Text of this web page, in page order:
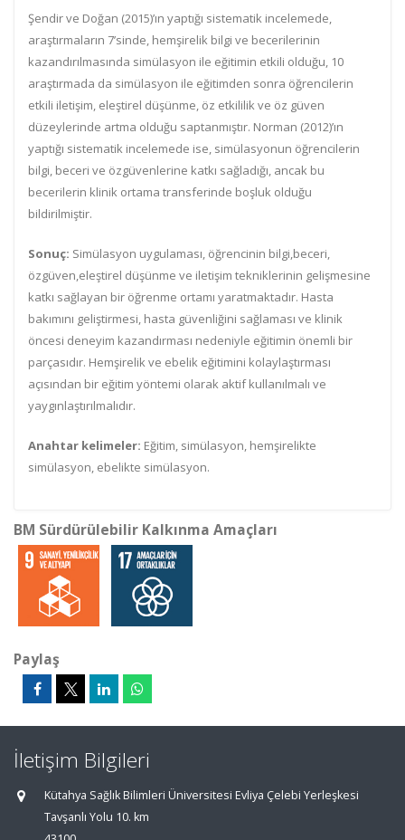
Şendir ve Doğan (2015)’ın yaptığı sistematik incelemede,
araştırmaların 7’sinde, hemşirelik bilgi ve becerilerinin
kazandırılmasında simülasyon ile eğitimin etkili olduğu, 10
araştırmada da simülasyon ile eğitimden sonra öğrencilerin
etkili iletişim, eleştirel düşünme, öz etkililik ve öz güven
düzeylerinde artma olduğu saptanmıştır. Norman (2012)’ın
yaptığı sistematik incelemede ise, simülasyonun öğrencilerin
bilgi, beceri ve özgüvenlerine katkı sağladığı, ancak bu
becerilerin klinik ortama transferinde boşluk olduğu
bildirilmiştir.
Sonuç: Simülasyon uygulaması, öğrencinin bilgi,beceri,
özgüven,eleştirel düşünme ve iletişim tekniklerinin gelişmesine
katkı sağlayan bir öğrenme ortamı yaratmaktadır. Hasta
bakımını geliştirmesi, hasta güvenliğini sağlaması ve klinik
öncesi deneyim kazandırması nedeniyle eğitimin önemli bir
parçasıdır. Hemşirelik ve ebelik eğitimini kolaylaştırması
açısından bir eğitim yöntemi olarak aktif kullanılmalı ve
yaygınlaştırılmalıdır.
Anahtar kelimeler: Eğitim, simülasyon, hemşirelikte
simülasyon, ebelikte simülasyon.
BM Sürdürülebilir Kalkınma Amaçları
Paylaş
İletişim Bilgileri
Kütahya Sağlık Bilimleri Üniversitesi Evliya Çelebi Yerleşkesi
Tavşanlı Yolu 10. km